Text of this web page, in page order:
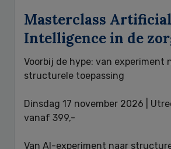
Masterclass Artificial
Intelligence in de
Voorbij de hype: van experiment
structurele toepassing
Dinsdag 17 november 2026 |
vanaf 399,-
Van AI-experiment naar